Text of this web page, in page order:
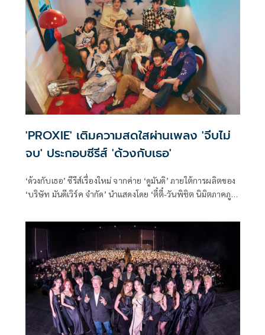
หมดหัวใจ แต่กลับต้องเผชิญกับการถูกทำร้ายความรู้สึก โดยครั้ง
นี้ได้ศิลปินสาว MONICA มาร่วมแต่งคำร้อง ทำนอง และ
Featuring เพิ่มมิติความเศร้าให้เพลงเข้มข้นยิ่งขึ้น
'PROXIE' เติมความสดใสผ่านเพลง 'จีบไม่
จบ' ประกอบซีรีส์ 'ด้วงกับเธอ'
‘ด้วงกับเธอ’ ซีรีส์เรื่องใหม่ จากค่าย ‘ดูมันดิ’ ภายใต้การผลิตของ
‘บริษัท มันดีเวิร์ค จำกัด’ นำแสดงโดย ‘ตี๋ตี๋-วันพิชิต นิมิตภาคภูมิ’
ที่ผ่านมา พร้อม OST. ด้วงกับเธอ Duang With You Series ที่
แต่งขึ้นมาด้วยความสดใส และเป็นตัวแทนของคนที่มั่นคงใน
ความรู้สึก เมื่อรักก็พร้อมจะเดินหน้าจีบ